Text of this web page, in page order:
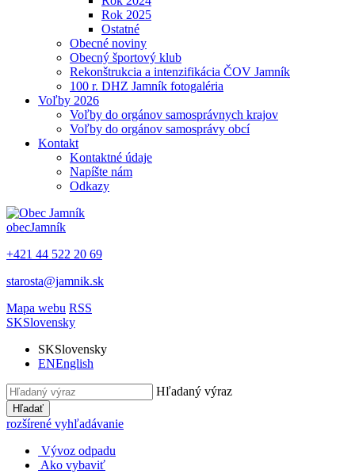
Rok 2025
Ostatné
Obecné noviny
Obecný športový klub
Rekonštrukcia a intenzifikácia ČOV Jamník
100 r. DHZ Jamník fotogaléria
Voľby 2026
Voľby do orgánov samosprávnych krajov
Voľby do orgánov samosprávy obcí
Kontakt
Kontaktné údaje
Napíšte nám
Odkazy
obecJamník
+421 44 522 20 69
starosta@jamnik.sk
Mapa webu RSS
SKSlovensky
SKSlovensky
ENEnglish
Hľadaný výraz
Hľadať
rozšírené vyhľadávanie
Vývoz odpadu
Ako vybaviť